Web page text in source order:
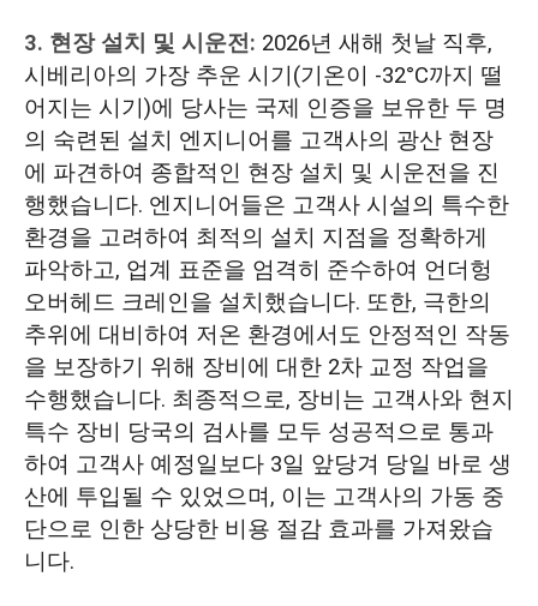
3. 현장 설치 및 시운전: 2026년 새해 첫날 직후,
시베리아의 가장 추운 시기(기온이 -32°C까지 떨
어지는 시기)에 당사는 국제 인증을 보유한 두 명
의 숙련된 설치 엔지니어를 고객사의 광산 현장
에 파견하여 종합적인 현장 설치 및 시운전을 진
행했습니다. 엔지니어들은 고객사 시설의 특수한
환경을 고려하여 최적의 설치 지점을 정확하게
파악하고, 업계 표준을 엄격히 준수하여 언더헝
오버헤드 크레인을 설치했습니다. 또한, 극한의
추위에 대비하여 저온 환경에서도 안정적인 작동
을 보장하기 위해 장비에 대한 2차 교정 작업을
수행했습니다. 최종적으로, 장비는 고객사와 현지
특수 장비 당국의 검사를 모두 성공적으로 통과
하여 고객사 예정일보다 3일 앞당겨 당일 바로 생
산에 투입될 수 있었으며, 이는 고객사의 가동 중
단으로 인한 상당한 비용 절감 효과를 가져왔습
니다.